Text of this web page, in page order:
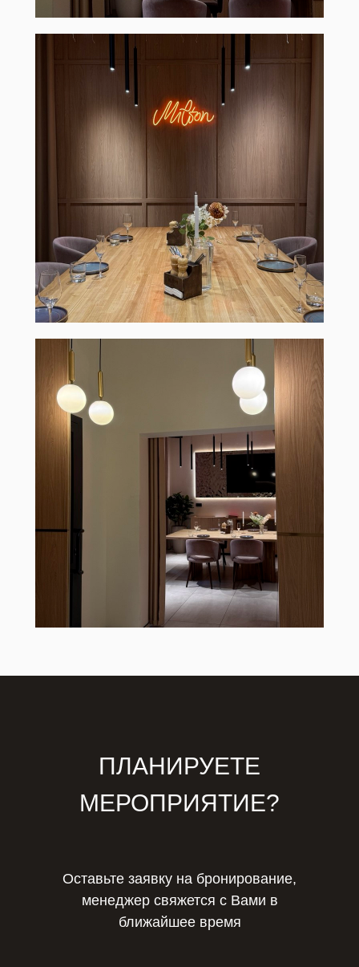
ПЛАНИРУЕТЕ
МЕРОПРИЯТИЕ?
Оставьте заявку на бронирование,
менеджер свяжется с Вами в
ближайшее время